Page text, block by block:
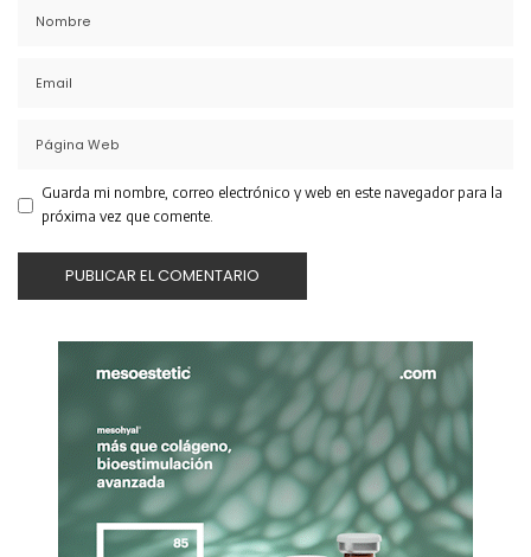
Guarda mi nombre, correo electrónico y web en este navegador para la
próxima vez que comente.